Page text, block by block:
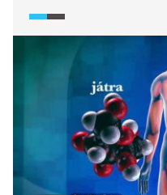
experiment je doplněn